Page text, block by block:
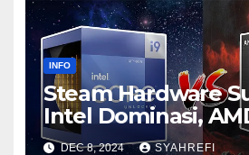
INFO
Steam Hardware
Intel Dominasi,
Ketat
DEC 8, 2024 SYAHREFI